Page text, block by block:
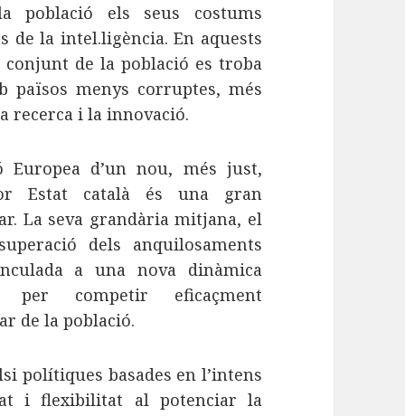
població els seus costums
de la intel.ligència. En aquests
de la població es troba
menys corruptes, més
recerca i la innovació.
d’un nou, més just,
Estat català és una gran
La seva grandària mitjana, el
dels anquilosaments
a una nova dinàmica
competir eficaçment
de la població.
polítiques basades en l’intens
i flexibilitat al potenciar la